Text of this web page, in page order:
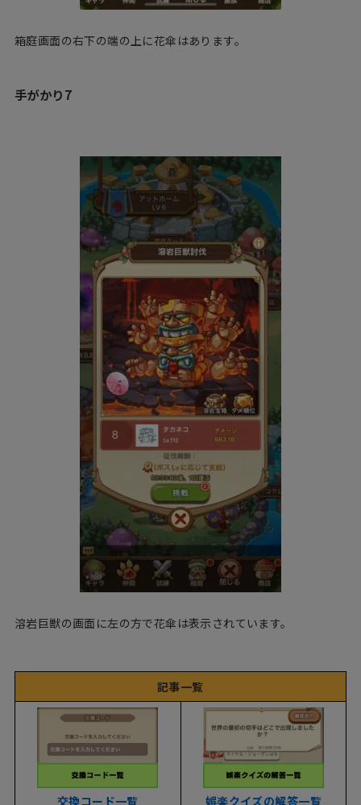
箱庭画面の右下の端の上に花傘はあります。
手がかり7
溶岩巨獣の画面に左の方で花傘は表示されています。
記事一覧
交換コード一覧 娯楽クイズの解答一覧